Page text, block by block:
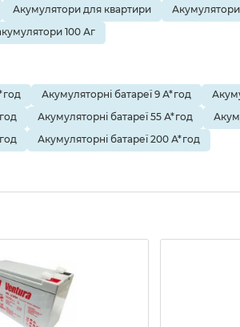
Акумулятори для квартири
Акумулятори
100 Аг
Акумуляторні батареї 9 А*год
Акумуляторні батареї 55 А*год
Акумуляторні батареї 200 А*год